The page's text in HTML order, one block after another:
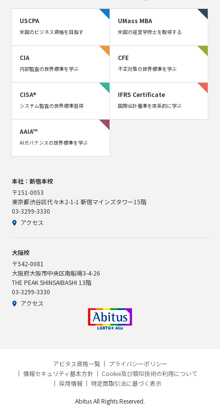
USCPA
米国のビジネス資格を目指す
UMass MBA
米国の経営学修士を取得する
CIA
内部監査の世界標準を学ぶ
CFE
不正対策の世界標準を学ぶ
CISA®
システム監査の世界標準習得
IFRS Certificate
国際会計基準を体系的に学ぶ
AAIA™
AIガバナンスの世界標準を学ぶ
本社：新宿本校
〒151-0053
東京都渋谷区代々木2-1-1 新宿マインズタワー15階
03-3299-3330
アクセス
大阪校
〒542-0081
大阪府大阪市中央区南船場3-4-26
THE PEAK SHINSAIBASHI 13階
03-3299-3330
アクセス
アビタス資格一覧
プライバシーポリシー
情報セキュリティ基本方針
Cookie及び類似技術の利用について
採用情報
特定商取引法に基づく表示
Abitus All Rights Reserved.